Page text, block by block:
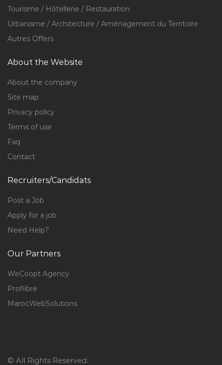
Tourisme / Hôtellerie / Restauration
Urbanisme / Architecture / Aménagement du Territoire
Autres Offers
About the Website
About the company
Site map
Privacy policy
Terms of use
Faq
Contact
Recruiters/Candidats
Post a Job
Apply for a job
Need Help?
Our Partners
WeCoopt Agency
Proflibre
MarocWebSolutions
© All Rights Reserved.